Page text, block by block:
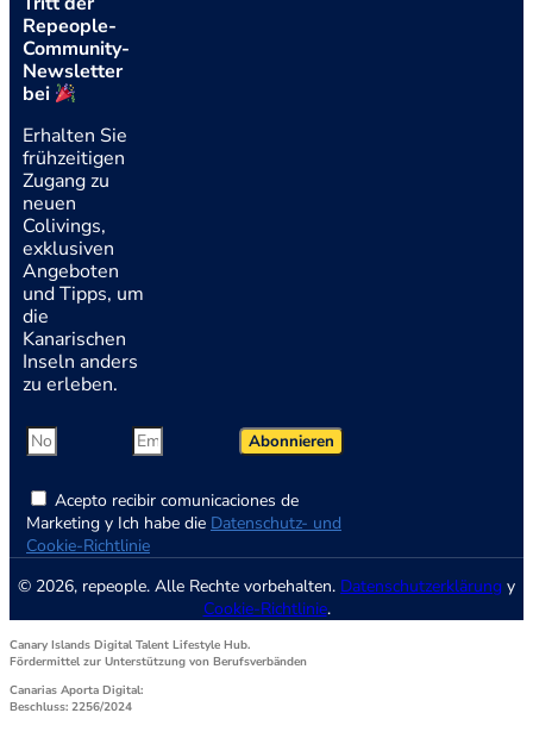
Repeople-
Community-
Newsletter
bei
Erhalten Sie
frühzeitigen
Zugang zu
neuen
Colivings,
exklusiven
Angeboten
und Tipps, um
die
Kanarischen
Inseln anders
zu erleben.
Acepto recibir comunicaciones de
Marketing y Ich habe die Datenschutz- und
Cookie-Richtlinie
Abonnieren
© 2026, repeople. Alle Rechte vorbehalten. Datenschutzerklärung y
Cookie-Richtlinie.
Canary Islands Digital Talent Lifestyle Hub.
Fördermittel zur Unterstützung von Berufsverbänden
Canarias Aporta Digital:
Beschluss: 2256/2024